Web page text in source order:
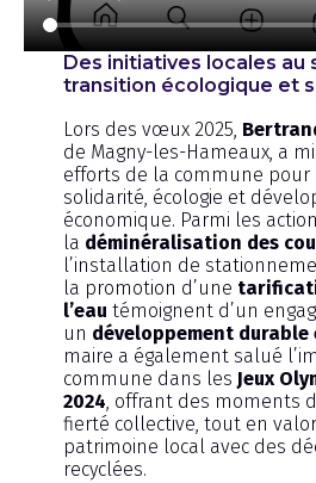
Des initiatives locales au
transition écologique et
Lors des vœux 2025,
de Magny-les-Hameaux, a
efforts de la commune pour
solidarité, écologie et
économique. Parmi les
la déminéralisation des
l’installation de
la promotion d’une
l’eau témoignent d’un
un développement
maire a également salué
commune dans les Jeux
2024, offrant des moments
fierté collective, tout en
patrimoine local avec des
recyclées.